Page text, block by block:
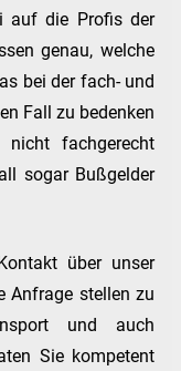
auf die Profis der
genau, welche
bei der fach- und
Fall zu bedenken
fachgerecht
sogar Bußgelder
über unser
Anfrage stellen zu
und auch
Sie kompetent